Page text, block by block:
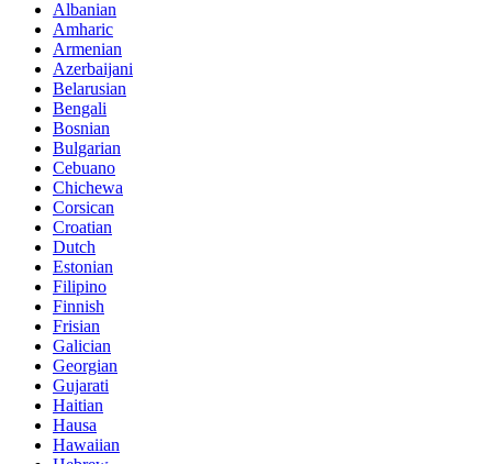
Albanian
Amharic
Armenian
Azerbaijani
Belarusian
Bengali
Bosnian
Bulgarian
Cebuano
Chichewa
Corsican
Croatian
Dutch
Estonian
Filipino
Finnish
Frisian
Galician
Georgian
Gujarati
Haitian
Hausa
Hawaiian